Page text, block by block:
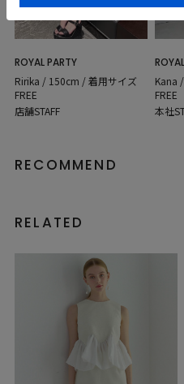
ROYAL PARTY
Ririka / 150cm / 着用サイズ
FREE
店舗STAFF
Kana
FREE
本社
RECOMMEND
RELATED